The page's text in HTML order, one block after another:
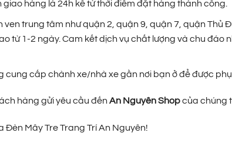
giao hàng là 24h kể từ thời điểm đặt hàng thành công.
trung tâm như quận 2, quận 9, quận 7, quận Thủ
từ 1-2 ngày. Cam kết dịch vụ chất lượng và chu đáo
cung cấp chành xe/nhà xe gần nơi bạn ở để được
hàng gửi yêu cầu đến An Nguyên Shopcủa chúng
Mây Tre Trang Trí An Nguyên!